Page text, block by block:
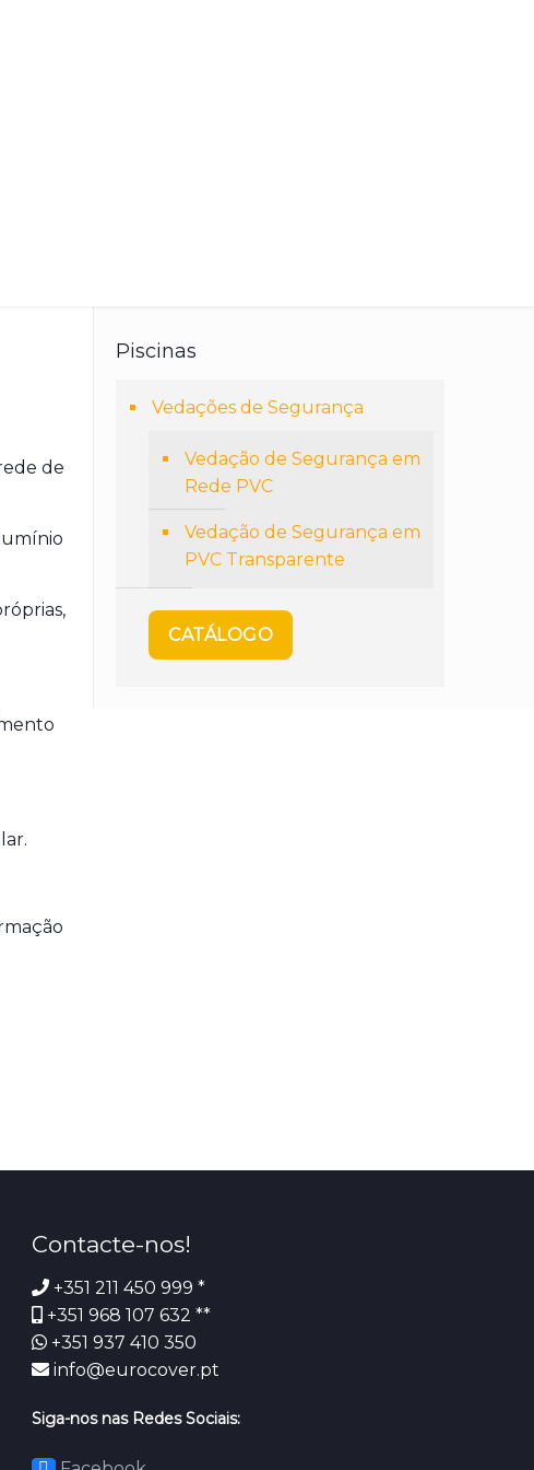
de
Piscinas
Vedações de Segurança
Vedação de Segurança em
Rede PVC
Vedação de Segurança em
PVC Transparente
CATÁLOGO
Contacte-nos!
+351 211 450 999 *
+351 968 107 632 **
+351 937 410 350
info@eurocover.pt
Siga-nos nas Redes Sociais: